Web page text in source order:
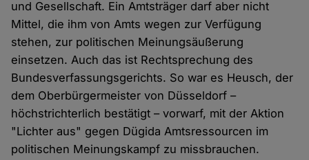
und Gesellschaft. Ein Amtsträger darf aber nicht
Mittel, die ihm von Amts wegen zur Verfügung
stehen, zur politischen Meinungsäußerung
einsetzen. Auch das ist Rechtsprechung des
Bundesverfassungsgerichts. So war es Heusch, der
dem Oberbürgermeister von Düsseldorf –
höchstrichterlich bestätigt – vorwarf, mit der Aktion
"Lichter aus" gegen Dügida Amtsressourcen im
politischen Meinungskampf zu missbrauchen.